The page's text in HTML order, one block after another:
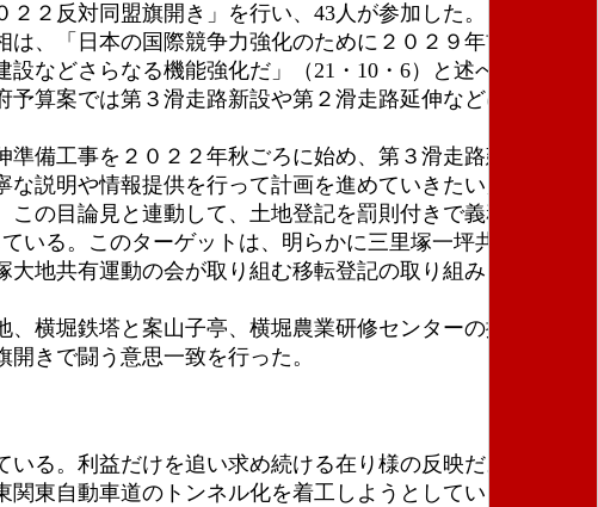
２反対同盟旗開き」を行い、43人が参加した。
、「日本の国際競争力強化のために２０２９年首都圏空
などさらなる機能強化だ」（21・10・6）と述べ、資本の
算案では第３滑走路新設や第２滑走路延伸などに１７６
備工事を２０２２年秋ごろに始め、第３滑走路建設を23
説明や情報提供を行って計画を進めていきたい」などと
の目論見と連動して、土地登記を罰則付きで義務づける
いる。このターゲットは、明らかに三里塚一坪共有地の強
地共有運動の会が取り組む移転登記の取り組みを支えて
横堀鉄塔と案山子亭、横堀農業研修センターの拠点を守
きで闘う意思一致を行った。
る。利益だけを追い求め続ける在り様の反映だ。岸田政
東自動車道のトンネル化を着工しようとしている。第３